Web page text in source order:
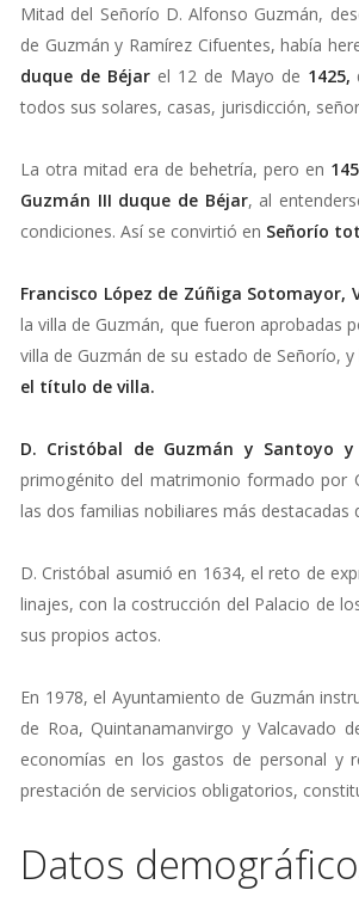
Mitad del Señorío D. Alfonso Guzmán,
de Guzmán y Ramírez Cifuentes, había
duque de Béjarel 12 de Mayo de 1425,
todos sus solares, casas, jurisdicción,
La otra mitad era de behetría, pero en
Guzmán III duque de Béjar, al
condiciones. Así se convirtió en Señorío
Francisco López de Zúñiga Sotomayor,
la villa de Guzmán, que fueron aprobadas
villa de Guzmán de su estado de Señorío, y
el título de villa.
D. Cristóbal de Guzmán y Santoyo y
primogénito del matrimonio formado por
las dos familias nobiliares más destacadas
D. Cristóbal asumió en 1634, el reto de
linajes, con la costrucción del Palacio de
sus propios actos.
En 1978, el Ayuntamiento de Guzmán
de Roa, Quintanamanvirgo y Valcavado
economías en los gastos de personal y
prestación de servicios obligatorios,
Datos